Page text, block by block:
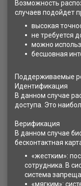
Возможность
случаев подойдет
высокая
не требуется
можно
бесшовная
Поддерживаемые
Идентификация
В данном случае
доступа. Это
Верификация
В данном случае
бесконтактная
«жестким»:
сотрудника. В
система
«мягким»: